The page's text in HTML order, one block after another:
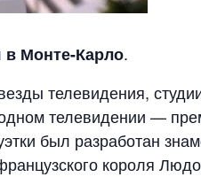
в Монте-Карло.
телевидения,
телевидении —
был разработан
короля